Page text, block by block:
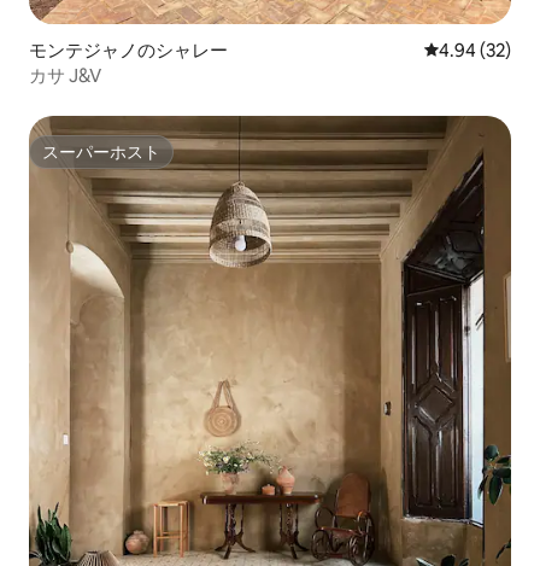
モンテジャノのシャレー レビュー32
4.94 (32)
カサ J&V
スーパーホスト
スーパーホスト